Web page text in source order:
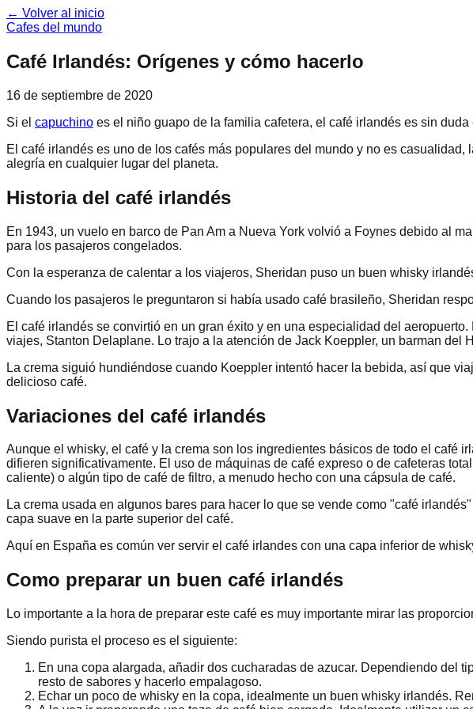
← Volver al inicio
Cafes del mundo
Café Irlandés: Orígenes y cómo hacerlo
16 de septiembre de 2020
Si el capuchino es el niño guapo de la familia cafetera, el café irlandés es sin duda
El café irlandés es uno de los cafés más populares del mundo y no es casualidad,
alegría en cualquier lugar del planeta.
Historia del café irlandés
En 1943, un vuelo en barco de Pan Am a Nueva York volvió a Foynes debido al
para los pasajeros congelados.
Con la esperanza de calentar a los viajeros, Sheridan puso un buen whisky
Cuando los pasajeros le preguntaron si había usado café brasileño, Sheridan
El café irlandés se convirtió en un gran éxito y en una especialidad del
viajes, Stanton Delaplane. Lo trajo a la atención de Jack Koeppler, un barman
La crema siguió hundiéndose cuando Koeppler intentó hacer la bebida, así que
delicioso café.
Variaciones del café irlandés
Aunque el whisky, el café y la crema son los ingredientes básicos de todo el café
difieren significativamente. El uso de máquinas de café expreso o de cafeteras
caliente) o algún tipo de café de filtro, a menudo hecho con una cápsula de café.
La crema usada en algunos bares para hacer lo que se vende como "café
capa suave en la parte superior del café.
Aquí en España es común ver servir el café irlandes con una capa inferior de
Como preparar un buen café irlandés
Lo importante a la hora de preparar este café es muy importante mirar las
Siendo purista el proceso es el siguiente:
En una copa alargada, añadir dos cucharadas de azucar. Dependiendo del
resto de sabores y hacerlo empalagoso.
Echar un poco de whisky en la copa, idealmente un buen whisky irlandés.